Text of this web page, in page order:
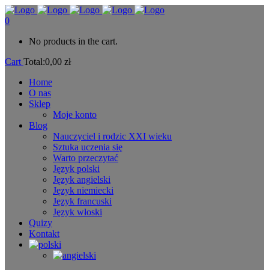
0
No products in the cart.
Cart Total:0,00 zł
Home
O nas
Sklep
Moje konto
Blog
Nauczyciel i rodzic XXI wieku
Sztuka uczenia się
Warto przeczytać
Język polski
Język angielski
Język niemiecki
Język francuski
Język włoski
Quizy
Kontakt